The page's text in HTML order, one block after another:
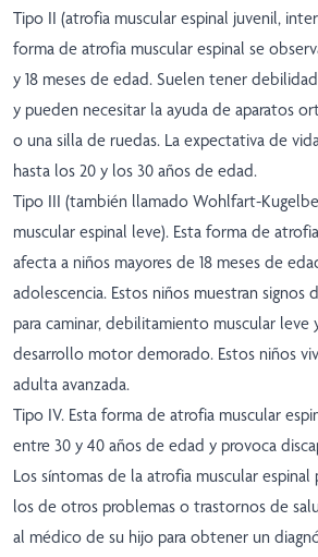
Tipo II (atrofia muscular espinal juvenil,
forma de atrofia muscular espinal se
y 18 meses de edad. Suelen tener
y pueden necesitar la ayuda de aparatos
o una silla de ruedas. La expectativa de
hasta los 20 y los 30 años de edad.
Tipo III (también llamado Wohlfart-
muscular espinal leve). Esta forma de
afecta a niños mayores de 18 meses de
adolescencia. Estos niños muestran signos
para caminar, debilitamiento muscular leve
desarrollo motor demorado. Estos niños
adulta avanzada.
Tipo IV. Esta forma de atrofia muscular
entre 30 y 40 años de edad y provoca
Los síntomas de la atrofia muscular espinal
los de otros problemas o trastornos de
al médico de su hijo para obtener un